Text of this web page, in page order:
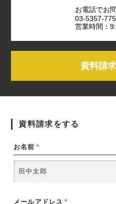
お電話でお
03-5357-
営業時間：
資料請
資料請求をする
お名前 *
メールアドレス *